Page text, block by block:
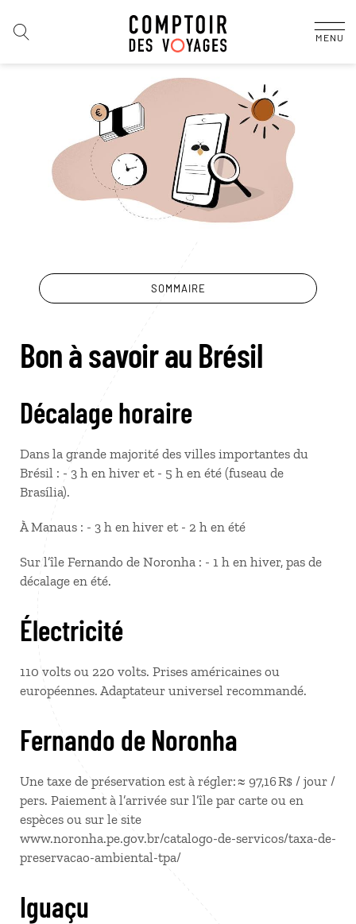
MENU
SOMMAIRE
Bon à savoir au Brésil
Décalage horaire
Dans la grande majorité des villes importantes du
Brésil : - 3 h en hiver et - 5 h en été (fuseau de
Brasília).
À Manaus : - 3 h en hiver et - 2 h en été
Sur l’île Fernando de Noronha : - 1 h en hiver, pas de
décalage en été.
Électricité
110 volts ou 220 volts. Prises américaines ou
européennes. Adaptateur universel recommandé.
Fernando de Noronha
Une taxe de préservation est à régler: ≈ 97,16 R$ / jour /
pers. Paiement à l’arrivée sur l’île par carte ou en
espèces ou sur le site
www.noronha.pe.gov.br/catalogo-de-servicos/taxa-de-
preservacao-ambiental-tpa/
Iguaçu